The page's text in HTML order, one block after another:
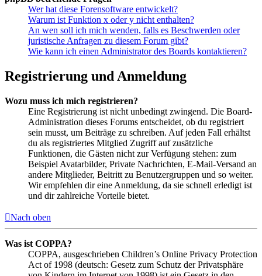
Wer hat diese Forensoftware entwickelt?
Warum ist Funktion x oder y nicht enthalten?
An wen soll ich mich wenden, falls es Beschwerden oder
juristische Anfragen zu diesem Forum gibt?
Wie kann ich einen Administrator des Boards kontaktieren?
Registrierung und Anmeldung
Wozu muss ich mich registrieren?
Eine Registrierung ist nicht unbedingt zwingend. Die Board-
Administration dieses Forums entscheidet, ob du registriert
sein musst, um Beiträge zu schreiben. Auf jeden Fall erhältst
du als registriertes Mitglied Zugriff auf zusätzliche
Funktionen, die Gästen nicht zur Verfügung stehen: zum
Beispiel Avatarbilder, Private Nachrichten, E-Mail-Versand an
andere Mitglieder, Beitritt zu Benutzergruppen und so weiter.
Wir empfehlen dir eine Anmeldung, da sie schnell erledigt ist
und dir zahlreiche Vorteile bietet.
Nach oben
Was ist COPPA?
COPPA, ausgeschrieben Children’s Online Privacy Protection
Act of 1998 (deutsch: Gesetz zum Schutz der Privatsphäre